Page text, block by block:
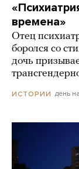
времена»
Отец
боролся со
дочь
ИСТОРИИ день